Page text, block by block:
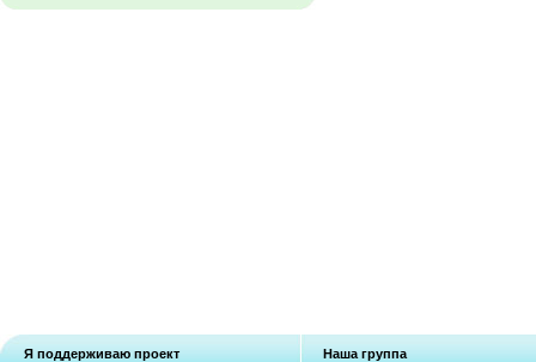
Я поддерживаю проект Наша группа